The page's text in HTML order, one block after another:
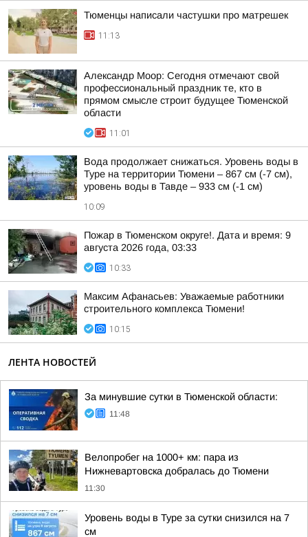
Тюменцы написали частушки про матрешек
11:13
Александр Моор: Сегодня отмечают свой
профессиональный праздник те, кто в
прямом смысле строит будущее Тюменской
области
11:01
Вода продолжает снижаться. Уровень воды в
Туре на территории Тюмени – 867 см (-7 см),
уровень воды в Тавде – 933 см (-1 см)
10:09
Пожар в Тюменском округе!. Дата и время: 9
августа 2026 года, 03:33
10:33
Максим Афанасьев: Уважаемые работники
строительного комплекса Тюмени!
10:15
ЛЕНТА НОВОСТЕЙ
За минувшие сутки в Тюменской области:
11:48
Велопробег на 1000+ км: пара из
Нижневартовска добралась до Тюмени
11:30
Уровень воды в Туре за сутки снизился на 7
см